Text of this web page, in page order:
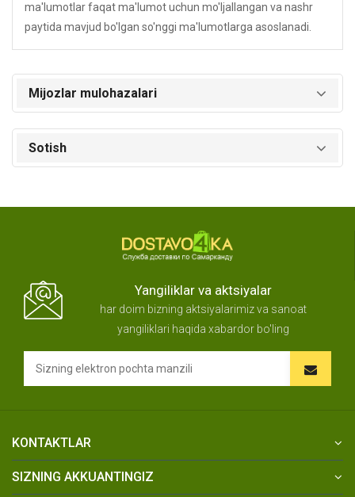
ma'lumotlar faqat ma'lumot uchun mo'ljallangan va nashr
paytida mavjud bo'lgan so'nggi ma'lumotlarga asoslanadi.
Mijozlar mulohazalari
Sotish
Yangiliklar va aktsiyalar
har doim bizning aktsiyalarimiz va sanoat
yangiliklari haqida xabardor bo'ling
KONTAKTLAR
SIZNING AKKUANTINGIZ